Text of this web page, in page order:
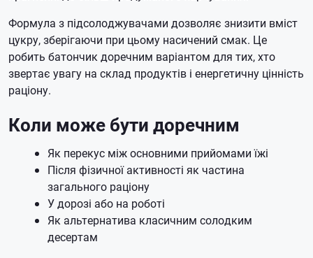
Формула з підсолоджувачами дозволяє знизити вміст
цукру, зберігаючи при цьому насичений смак. Це
робить батончик доречним варіантом для тих, хто
звертає увагу на склад продуктів і енергетичну цінність
раціону.
Коли може бути доречним
Як перекус між основними прийомами їжі
Після фізичної активності як частина
загального раціону
У дорозі або на роботі
Як альтернатива класичним солодким
десертам